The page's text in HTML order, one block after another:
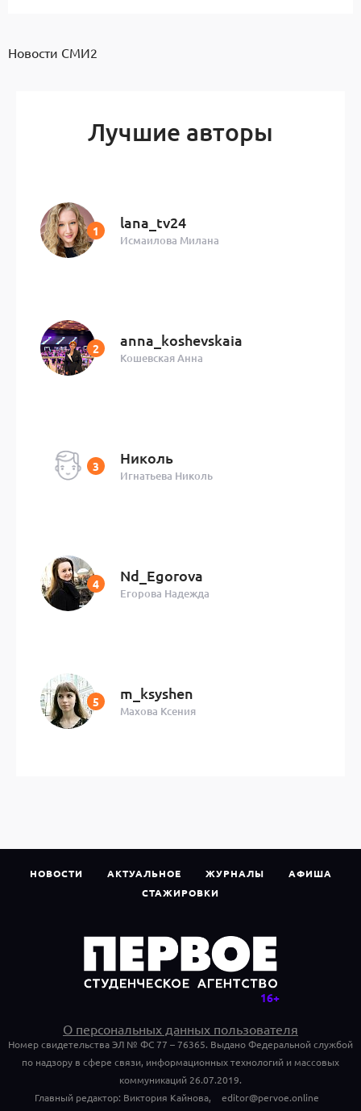
Новости СМИ2
Лучшие авторы
lana_tv24
Исмаилова Милана
anna_koshevskaia
Кошевская Анна
Николь
Игнатьева Николь
Nd_Egorova
Егорова Надежда
m_ksyshen
Махова Ксения
НОВОСТИ АКТУАЛЬНОЕ ЖУРНАЛЫ
АФИША
СТАЖИРОВКИ
О персональных данных пользователя
Номер свидетельства ЭЛ № ФС 77 – 76365. Выдано Федеральной службой
по надзору в сфере связи, информационных технологий и массовых
коммуникаций 26.07.2019.
Главный редактор: Виктория Кайнова,
editor@pervoe.online